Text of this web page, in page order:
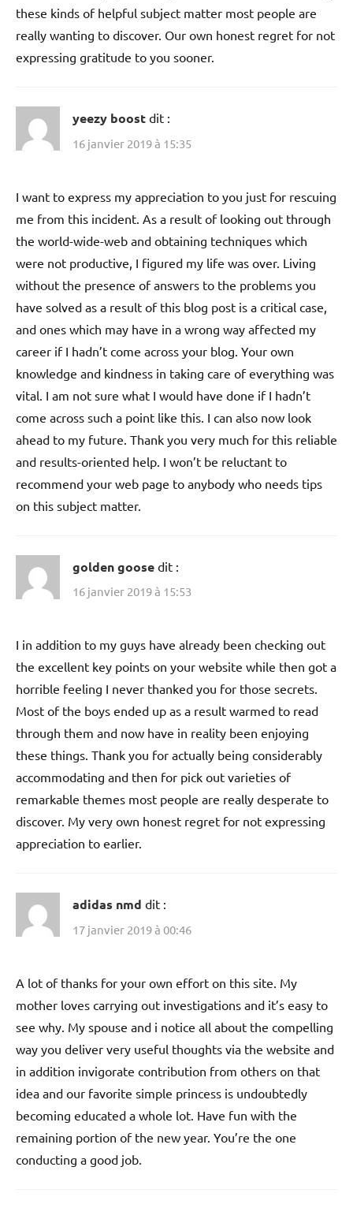
these kinds of helpful subject matter most people are
really wanting to discover. Our own honest regret for not
expressing gratitude to you sooner.
yeezy boost dit :
16 janvier 2019 à 15:35
I want to express my appreciation to you just for rescuing
me from this incident. As a result of looking out through
the world-wide-web and obtaining techniques which
were not productive, I figured my life was over. Living
without the presence of answers to the problems you
have solved as a result of this blog post is a critical case,
and ones which may have in a wrong way affected my
career if I hadn’t come across your blog. Your own
knowledge and kindness in taking care of everything was
vital. I am not sure what I would have done if I hadn’t
come across such a point like this. I can also now look
ahead to my future. Thank you very much for this reliable
and results-oriented help. I won’t be reluctant to
recommend your web page to anybody who needs tips
on this subject matter.
golden goose dit :
16 janvier 2019 à 15:53
I in addition to my guys have already been checking out
the excellent key points on your website while then got a
horrible feeling I never thanked you for those secrets.
Most of the boys ended up as a result warmed to read
through them and now have in reality been enjoying
these things. Thank you for actually being considerably
accommodating and then for pick out varieties of
remarkable themes most people are really desperate to
discover. My very own honest regret for not expressing
appreciation to earlier.
adidas nmd dit :
17 janvier 2019 à 00:46
A lot of thanks for your own effort on this site. My
mother loves carrying out investigations and it’s easy to
see why. My spouse and i notice all about the compelling
way you deliver very useful thoughts via the website and
in addition invigorate contribution from others on that
idea and our favorite simple princess is undoubtedly
becoming educated a whole lot. Have fun with the
remaining portion of the new year. You’re the one
conducting a good job.